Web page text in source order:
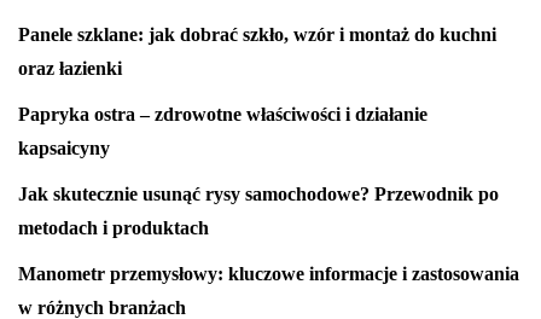
Panele szklane: jak dobrać szkło, wzór i montaż do kuchni
oraz łazienki
Papryka ostra – zdrowotne właściwości i działanie
kapsaicyny
Jak skutecznie usunąć rysy samochodowe? Przewodnik po
metodach i produktach
Manometr przemysłowy: kluczowe informacje i zastosowania
w różnych branżach